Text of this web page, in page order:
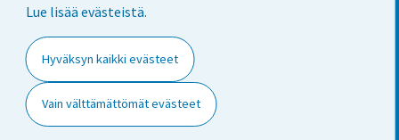
Lue lisää evästeistä.
Hyväksyn kaikki evästeet
Vain välttämättömät evästeet
Saavutettavuus
Tietoa sivustosta
Evästeasetukset